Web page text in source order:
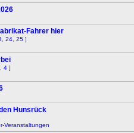
Fahrer hier
24 25 ]
4 ]
Hunsrück
Veranstaltungen